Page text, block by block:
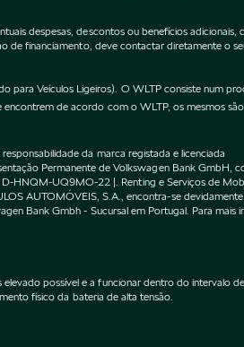
despesas, descontos ou benefícios adicionais,
de financiamento, deve contactar diretamente o
para Veículos Ligeiros). O WLTP consiste num
encontrem de acordo com o WLTP, os mesmos
da marca registada e licenciada
Permanente de Volkswagen Bank GmbH,
D-HNQM-UQ9MO-22 |. Renting e Serviços de
AUTOMÓVEIS, S.A., encontra-se devidamente
Bank Gmbh - Sucursal em Portugal. Para mais
possível e a funcionar dentro do intervalo de
físico da bateria de alta tensão.